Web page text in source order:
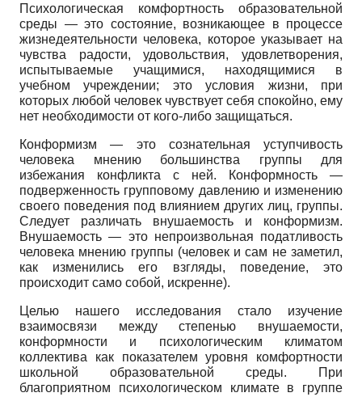
Психологическая комфортность образовательной
среды — это состояние, возникающее в процессе
жизнедеятельности человека, которое указывает на
чувства радости, удовольствия, удовлетворения,
испытываемые учащимися, находящимися в
учебном учреждении; это условия жизни, при
которых любой человек чувствует себя спокойно, ему
нет необходимости от кого-либо защищаться.
Конформизм — это сознательная уступчивость
человека мнению большинства группы для
избежания конфликта с ней. Конформность —
подверженность групповому давлению и изменению
своего поведения под влиянием других лиц, группы.
Следует различать внушаемость и конформизм.
Внушаемость— это непроизвольная податливость
человека мнению группы (человек и сам не заметил,
как изменились его взгляды, поведение, это
происходит само собой, искренне).
Целью нашего исследования стало изучение
взаимосвязи между степенью внушаемости,
конформности и психологическим климатом
коллектива как показателем уровня комфортности
школьной образовательной среды. При
благоприятном психологическом климате в группе